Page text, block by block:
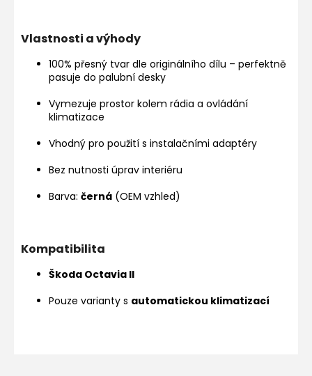
Vlastnosti a výhody
100% přesný tvar dle originálního dílu – perfektně
pasuje do palubní desky
Vymezuje prostor kolem rádia a ovládání
klimatizace
Vhodný pro použití s instalačními adaptéry
Bez nutnosti úprav interiéru
Barva: černá (OEM vzhled)
Kompatibilita
Škoda Octavia II
Pouze varianty s automatickou klimatizací